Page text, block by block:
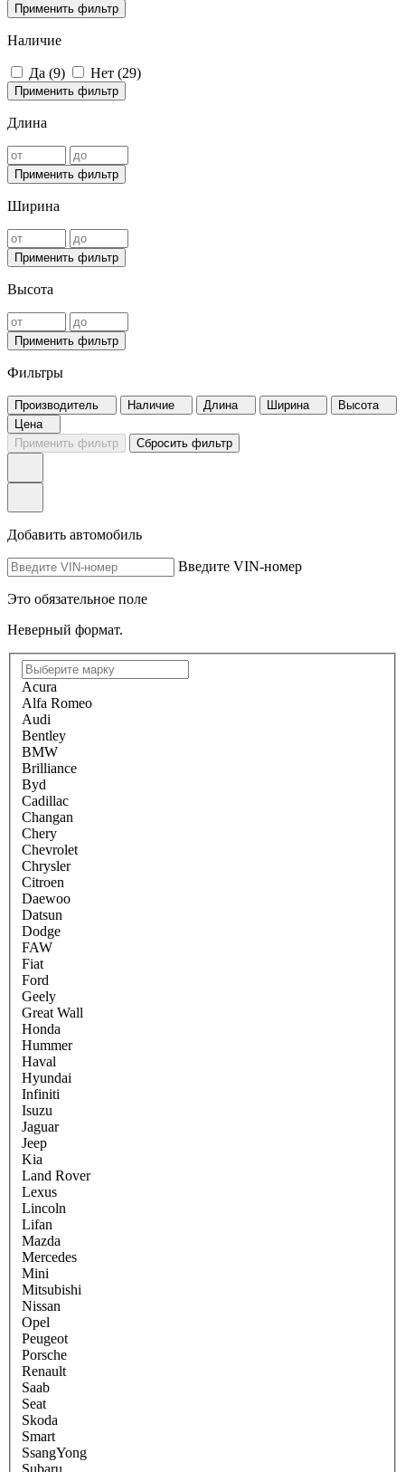
Применить фильтр
Наличие
Да (9) Нет (29)
Применить фильтр
Длина
Применить фильтр
Ширина
Применить фильтр
Высота
Применить фильтр
Фильтры
Производитель Наличие Длина Ширина
Высота
Цена
Применить фильтр
Сбросить фильтр
Добавить автомобиль
Введите VIN-номер
Это обязательное поле
Неверный формат.
Acura
Alfa Romeo
Audi
Bentley
BMW
Brilliance
Byd
Cadillac
Changan
Chery
Chevrolet
Chrysler
Citroen
Daewoo
Datsun
Dodge
FAW
Fiat
Ford
Geely
Great Wall
Honda
Hummer
Haval
Hyundai
Infiniti
Isuzu
Jaguar
Jeep
Kia
Land Rover
Lexus
Lincoln
Lifan
Mazda
Mercedes
Mini
Mitsubishi
Nissan
Opel
Peugeot
Porsche
Renault
Saab
Seat
Skoda
Smart
SsangYong
Subaru